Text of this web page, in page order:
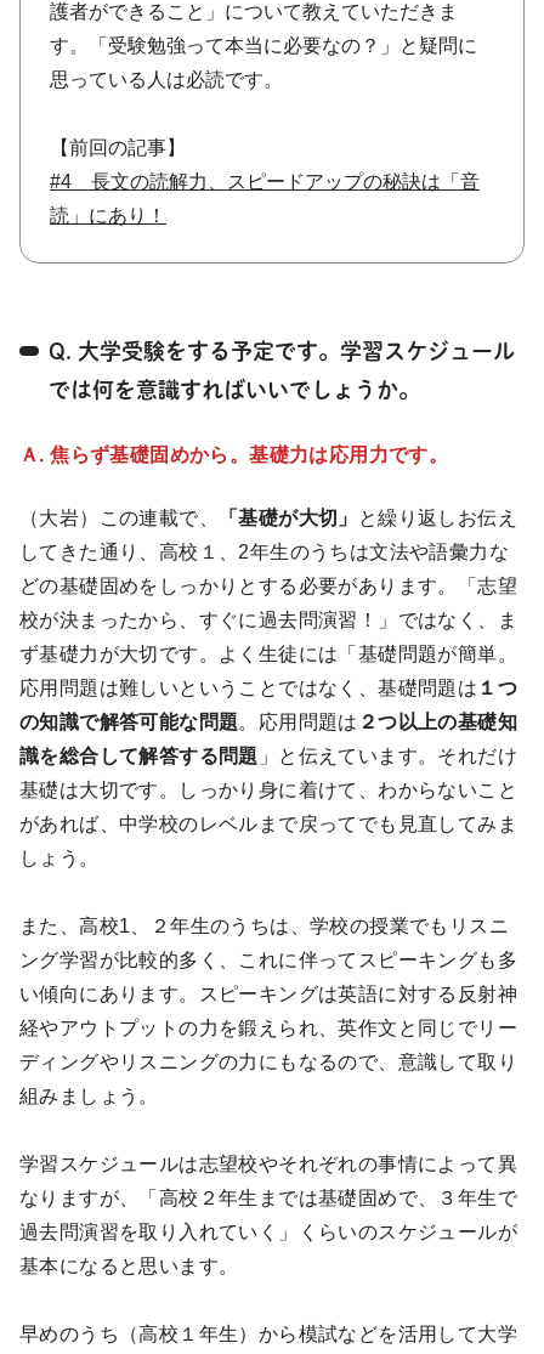
護者ができること」について教えていただきま
す。「受験勉強って本当に必要なの？」と疑問に
思っている人は必読です。
【前回の記事】
#4 長文の読解力、スピードアップの秘訣は「音
読」にあり！
Q. 大学受験をする予定です。学習スケジュール
では何を意識すればいいでしょうか。
Ａ. 焦らず基礎固めから。基礎力は応用力です。
（大岩）この連載で、 「基礎が大切」
と繰り返しお伝え
してきた通り、高校１、2年生のうちは文法や語彙力な
どの基礎固めをしっかりとする必要があります。「志望
校が決まったから、すぐに過去問演習！」ではなく、ま
ず基礎力が大切です。よく生徒には「基礎問題が簡単。
応用問題は難しいということではなく、基礎問題は １つ
の知識で解答可能な問題。応用問題は ２つ以上の基礎知
識を総合して解答する問題 」と伝えています。それだけ
基礎は大切です。しっかり身に着けて、わからないこと
があれば、中学校のレベルまで戻ってでも見直してみま
しょう。
また、高校1、２年生のうちは、学校の授業でもリスニ
ング学習が比較的多く、これに伴ってスピーキングも多
い傾向にあります。スピーキングは英語に対する反射神
経やアウトプットの力を鍛えられ、英作文と同じでリー
ディングやリスニングの力にもなるので、意識して取り
組みましょう。
学習スケジュールは志望校やそれぞれの事情によって異
なりますが、「高校２年生までは基礎固めで、３年生で
過去問演習を取り入れていく」くらいのスケジュールが
基本になると思います。
早めのうち（高校１年生）から模試などを活用して大学